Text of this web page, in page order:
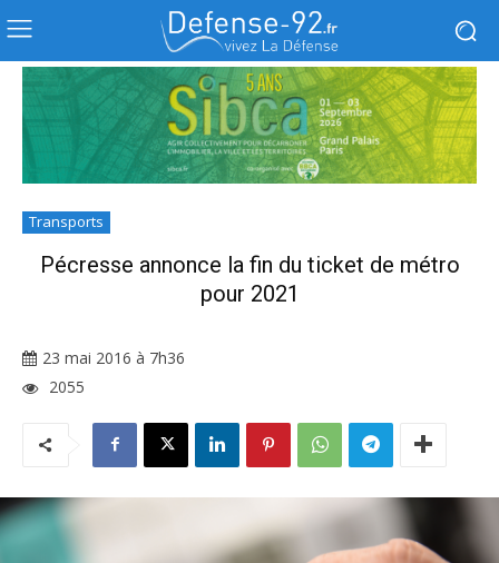
Transports
Pécresse annonce la fin du ticket de métro
pour 2021
23 mai 2016 à 7h36
2055